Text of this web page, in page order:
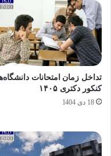
تداخل زمان امتحانات
کنکور دکتری ۱۴۰۵
18 دی 1404